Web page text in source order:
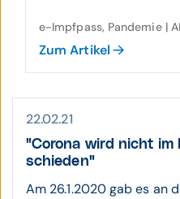
e-Impfpass, Pandemie |
Zum Artikel
22.02.21
"Corona wird nicht
schieden"
Am 26.1.2020 gab es an